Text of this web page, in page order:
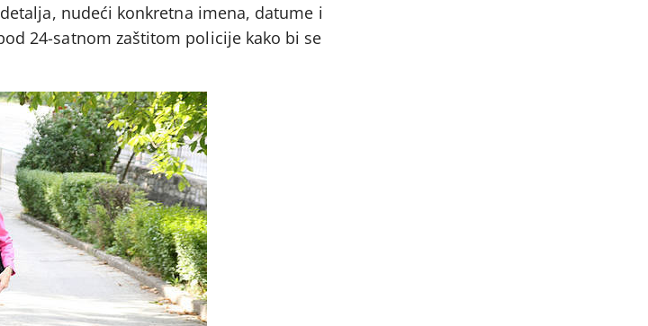
nudeći konkretna imena, datume i
24-satnom zaštitom policije kako bi se